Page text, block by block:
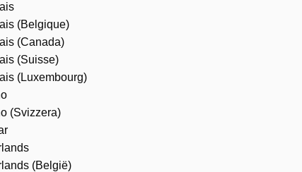
(Belgique)
(Canada)
(Suisse)
(Luxembourg)
(Svizzera)
(België)